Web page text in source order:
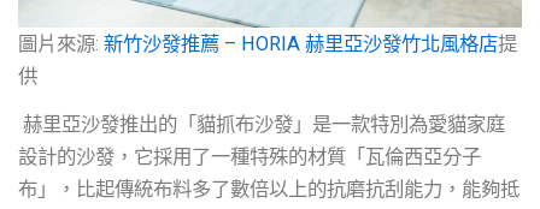
圖片來源: 新竹沙發推薦 – HORIA 赫里亞沙發竹北風格店提
供
赫里亞沙發推出的「貓抓布沙發」是一款特別為愛貓家庭
設計的沙發，它採用了一種特殊的材質「瓦倫西亞分子
布」，比起傳統布料多了數倍以上的抗磨抗刮能力，能夠抵